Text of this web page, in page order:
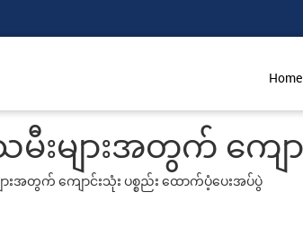
Home
းများအတွက် ကျေ
ားအတွက် ကျောင်းသုံး ပစ္စည်း ထောက်ပံ့ပေးအပ်ပွဲ